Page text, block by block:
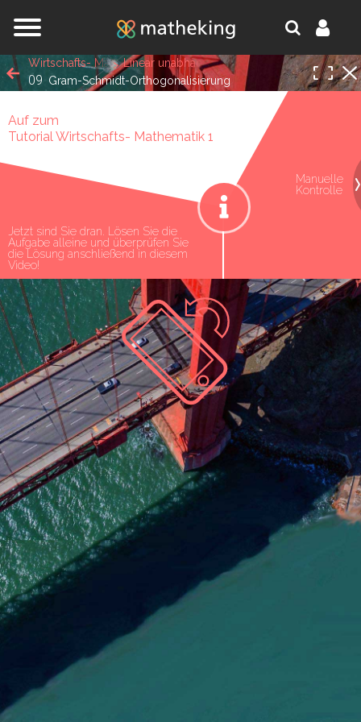
Wirtschafts- Mathematik 1Linear unabhängige und linear abhängige
Gram-Schmidt-Orthogonalisierung
09
Auf zum
Tutorial Wirtschafts- Mathematik 1
Jetzt sind Sie dran. Lösen Sie die
Aufgabe alleine und überprüfen Sie
die Lösung anschließend in diesem
Video!
Manuelle
Kontrolle